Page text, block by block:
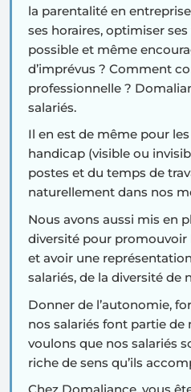
la parentalité en
ses horaires, optimiser
possible et même
d’imprévus ? Comment
professionnelle ?
salariés.
Il en est de même pour
handicap (visible ou
postes et du temps de
naturellement dans nos
Nous avons aussi mis en
diversité pour
et avoir une
salariés, de la diversité de
Donner de l’autonomie,
nos salariés font partie de
voulons que nos salariés
riche de sens qu’ils